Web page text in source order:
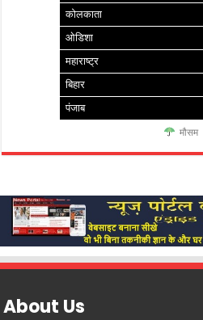
कोलकाता
ओडिशा
महाराष्ट्र
बिहार
पंजाब
मौसम
About Us